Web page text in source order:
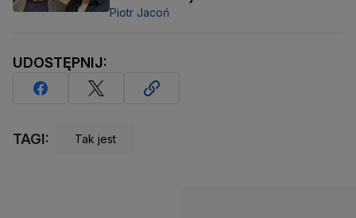
Piotr Jacoń
UDOSTĘPNIJ:
TAGI: Tak jest